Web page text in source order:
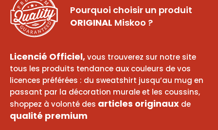
Pourquoi choisir un produit
ORIGINAL Miskoo ?
Licencié Officiel,vous trouverez sur notre site
tous les produits tendance aux couleurs de vos
licences préférées : du sweatshirt jusqu’au mug en
passant par la décoration murale et les coussins,
shoppez à volonté des articles originaux de
qualité premium